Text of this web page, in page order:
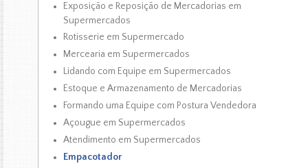
Exposição e Reposição de Mercadorias em
Supermercados
Rotisserie em Supermercado
Mercearia em Supermercados
Lidando com Equipe em Supermercados
Estoque e Armazenamento de Mercadorias
Formando uma Equipe com Postura Vendedora
Açougue em Supermercados
Atendimento em Supermercados
Empacotador